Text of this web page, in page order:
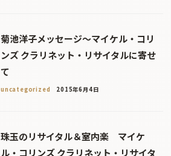
菊池洋子メッセージ〜マイケル・コリ
ンズ クラリネット・リサイタルに寄せ
て
uncategorized 2015年6月4日
珠玉のリサイタル＆室内楽 マイケ
ル・コリンズ クラリネット・リサイタ